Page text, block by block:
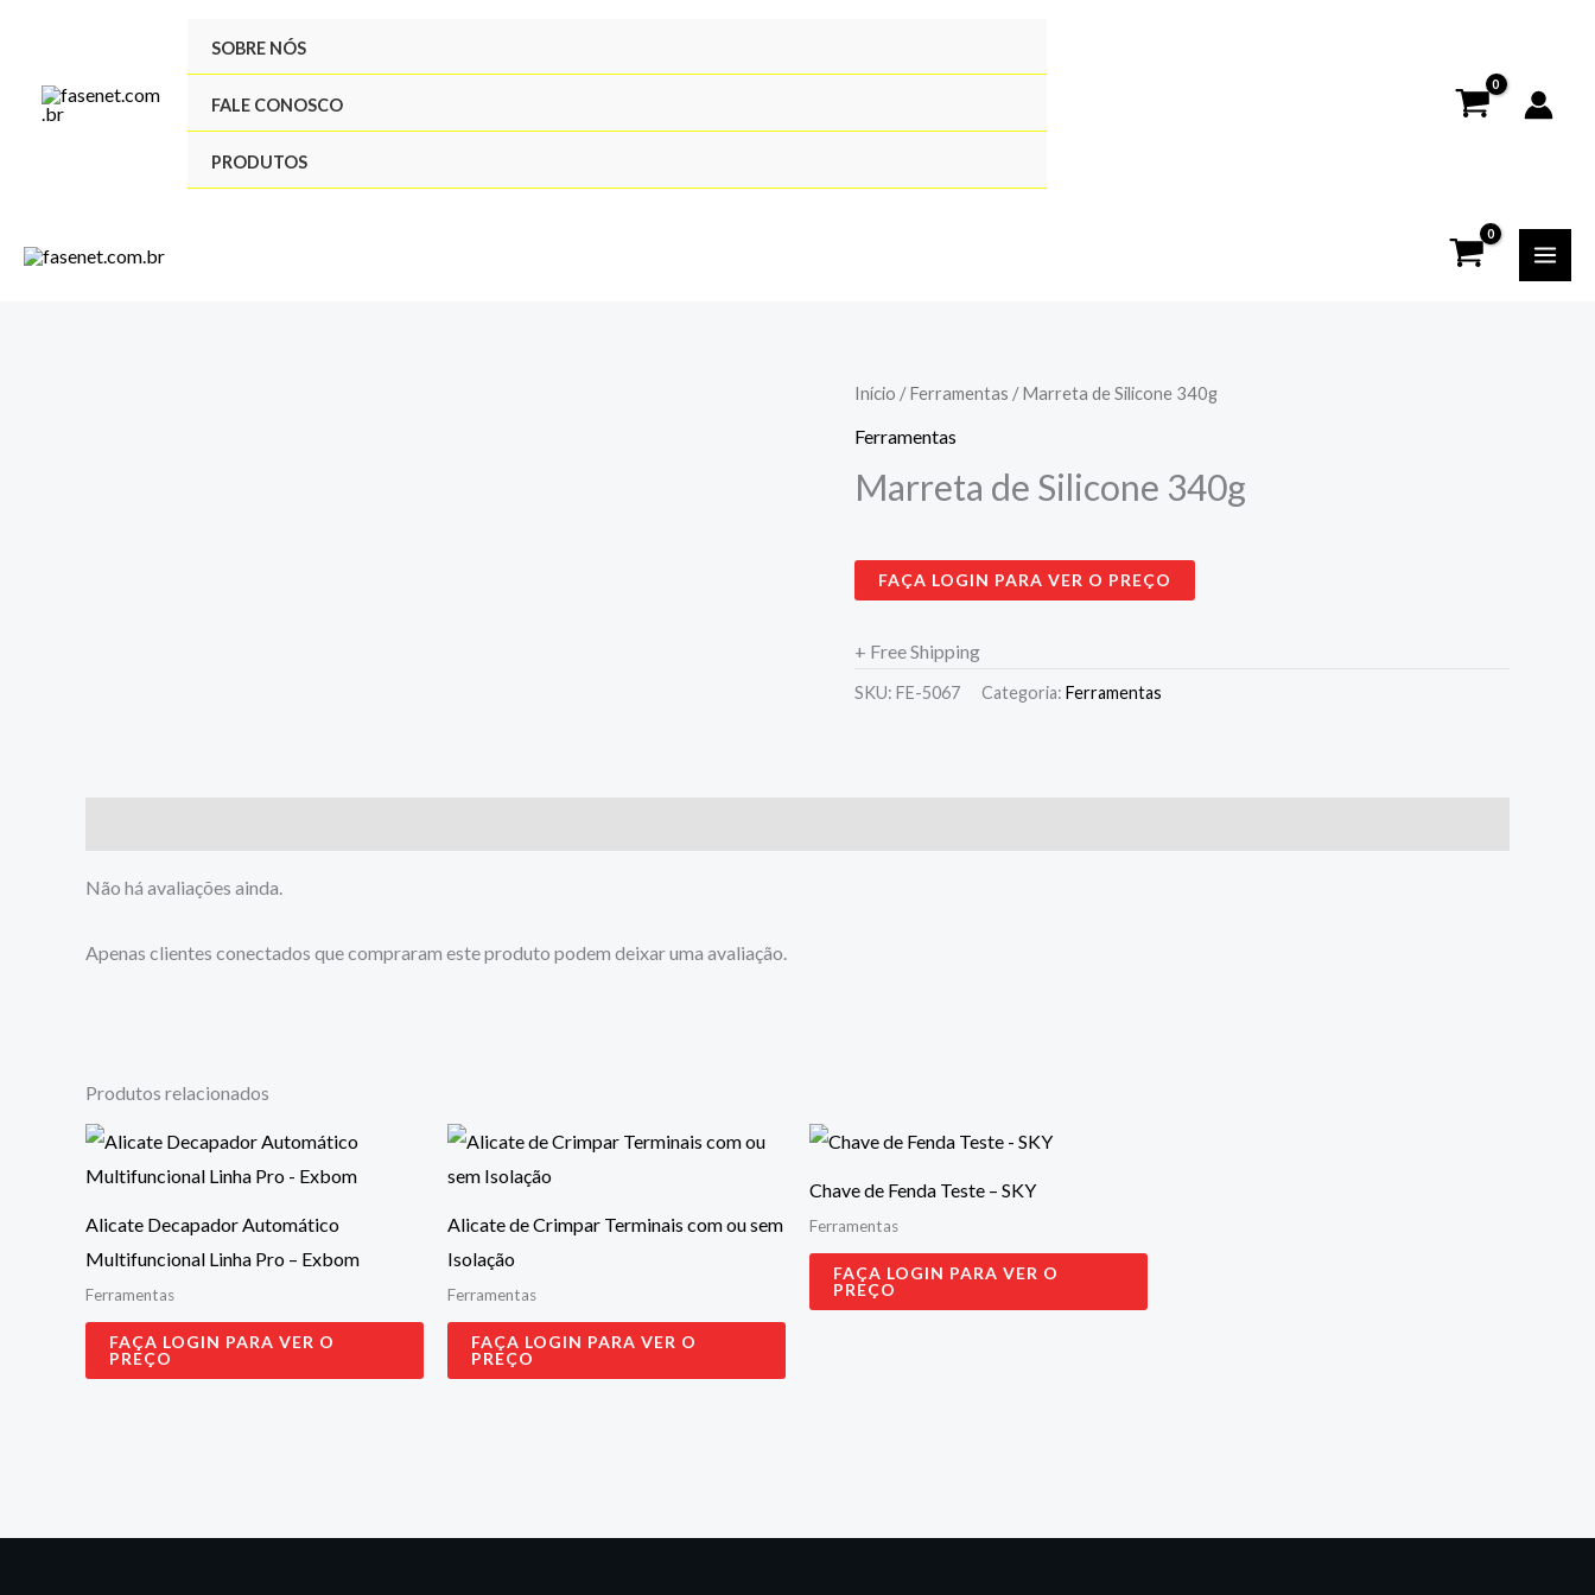
conteúdo
SOBRE NÓS
FALE CONOSCO
PRODUTOS
Início /Ferramentas / Marreta de Silicone 340g
Ferramentas
Marreta de Silicone 340g
FAÇA LOGIN PARA VER O PREÇO
+ Free Shipping
SKU: FE-5067 Categoria: Ferramentas
Não há avaliações ainda.
Apenas clientes conectados que compraram este produto podem deixar uma avaliação.
Produtos relacionados
Alicate Decapador Automático
Multifuncional Linha Pro – Exbom
Ferramentas
FAÇA LOGIN PARA VER O
PREÇO
Alicate de Crimpar Terminais com ou sem
Isolação
Ferramentas
FAÇA LOGIN PARA VER O
PREÇO
Chave de Fenda Teste – SKY
Ferramentas
FAÇA LOGIN PARA VER O
PREÇO